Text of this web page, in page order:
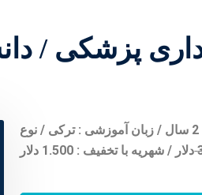
پزشکی /
شهر محل تحصیل : استانبول / مقطع تحصیلی : فوق دیپلم / مدت تحصیل : 2 سال / زبان آموزشی : ترکی / نوع
دلار / شهریه با تخفیف : 1.500 دلار